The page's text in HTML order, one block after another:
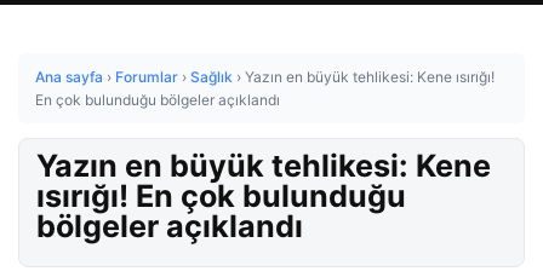
Ana sayfa › Forumlar › Sağlık › Yazın en büyük tehlikesi: Kene ısırığı!
En çok bulunduğu bölgeler açıklandı
Yazın en büyük tehlikesi: Kene
ısırığı! En çok bulunduğu
bölgeler açıklandı